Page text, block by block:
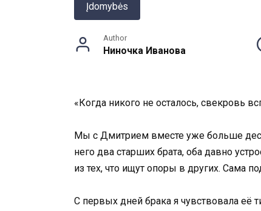
Įdomybės
Author
Ниночка Иванова
«Когда никого не осталось, свекровь
Мы с Дмитрием вместе уже больше
него два старших брата, оба давно
из тех, что ищут опоры в других. Сама
С первых дней брака я чувствовала её